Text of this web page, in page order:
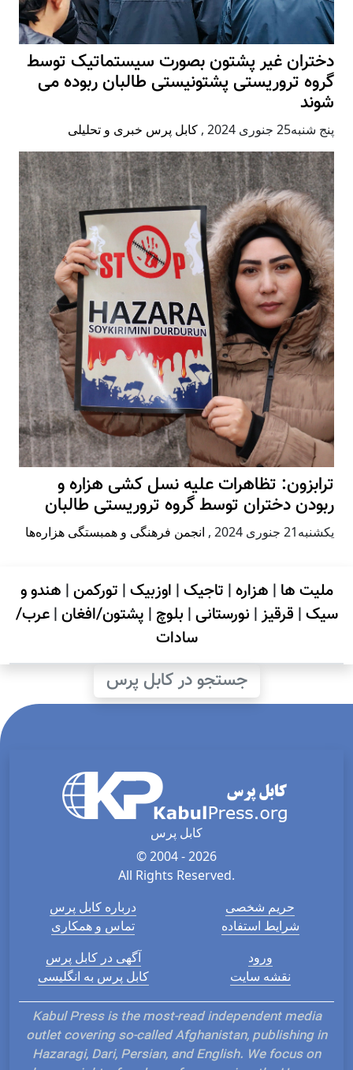
دختران غیر پشتون بصورت سیستماتیک توسط
گروه تروریستی پشتونیستی طالبان ربوده می
شوند
پنج شنبه25 جنوری 2024 , کابل پرس خبری و تحلیلی
ترابزون: تظاهرات علیه نسل کشی هزاره و
ربودن دختران توسط گروه تروریستی طالبان
يكشنبه21 جنوری 2024 , انجمن فرهنگی و همبستگی هزاره‌ها
ملیت ها | هزاره| تاجیک| اوزبیک| تورکمن| هندو و
سیک| قرقیز| نورستانی| بلوچ | پشتون/افغان|عرب/
سادات
جستجو در کابل پرس
کابل پرس
© 2004 - 2026
All Rights Reserved.
درباره کابل پرس
تماس و همکاری
حریم شخصی
شرایط استفاده
آگهی در کابل پرس
کابل پرس به انگلیسی
ورود
نقشه سایت
Kabul Press is the most-read independent media
outlet covering so-called Afghanistan, publishing in
Hazaragi, Dari, Persian, and English. We focus on